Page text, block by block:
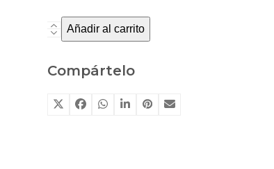
Mandala
de
Joguines
Añadir al carrito
Compártelo